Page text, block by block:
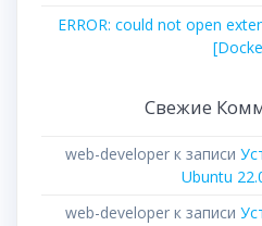
ERROR: could not open
Свежие
web-developer к записи
Ubuntu
web-developer к записи